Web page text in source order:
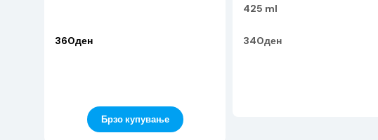
360ден
Брзо купување
425 ml
340ден